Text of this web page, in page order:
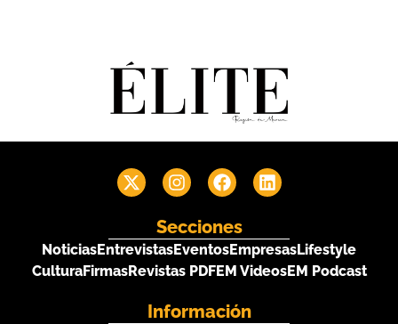
Secciones
NoticiasEntrevistasEventosEmpresasLifestyle
CulturaFirmasRevistas PDFEM VideosEM Podcast
Información